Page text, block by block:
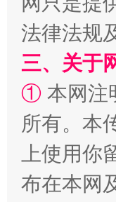
法律法规
三、关于
① 本网注
所有。本
上使用
布在本网